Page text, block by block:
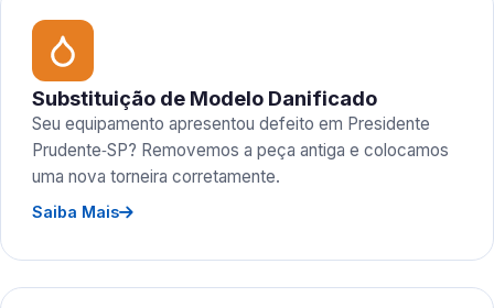
Substituição de Modelo Danificado
Seu equipamento apresentou defeito em Presidente
Prudente‑SP? Removemos a peça antiga e colocamos
uma nova torneira corretamente.
Saiba Mais